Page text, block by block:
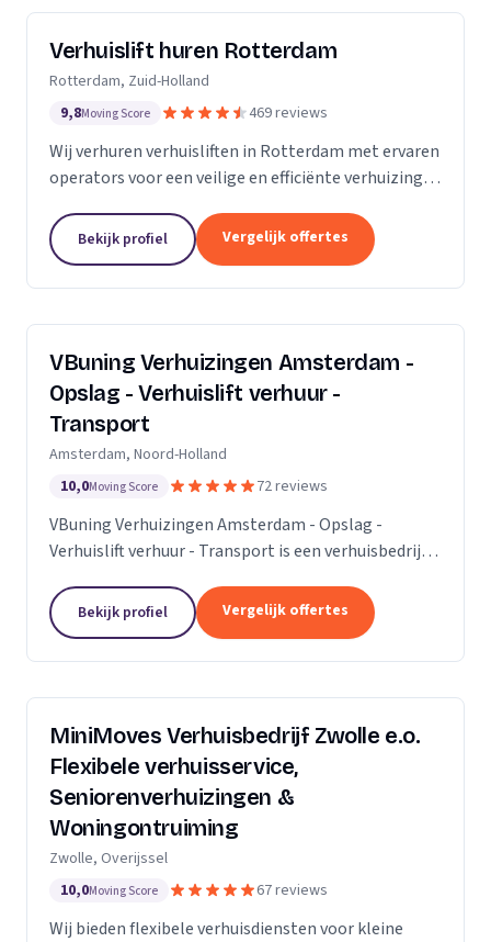
Verhuislift huren Rotterdam
Rotterdam, Zuid-Holland
9,8Moving Score 469 reviews
Wij verhuren verhuisliften in Rotterdam met ervaren
operators voor een veilige en efficiënte verhuizing,
Bekijk profiel Vergelijk offertes
VBuning Verhuizingen Amsterdam -
Opslag - Verhuislift verhuur -
Transport
Amsterdam, Noord-Holland
10,0Moving Score 72 reviews
VBuning Verhuizingen Amsterdam - Opslag -
Verhuislift verhuur - Transport is een verhuisbedrijf
Bekijk profiel Vergelijk offertes
MiniMoves Verhuisbedrijf Zwolle e.o.
Flexibele verhuisservice,
Seniorenverhuizingen &
Woningontruiming
Zwolle, Overijssel
10,0Moving Score 67 reviews
Wij bieden flexibele verhuisdiensten voor kleine